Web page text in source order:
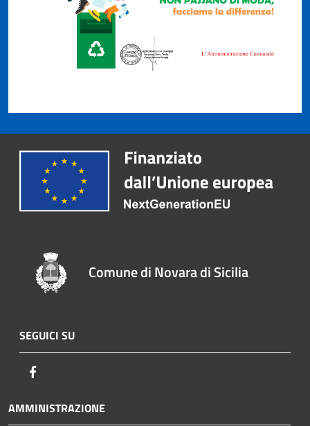
Comune di Novara di Sicilia
SEGUICI SU
AMMINISTRAZIONE